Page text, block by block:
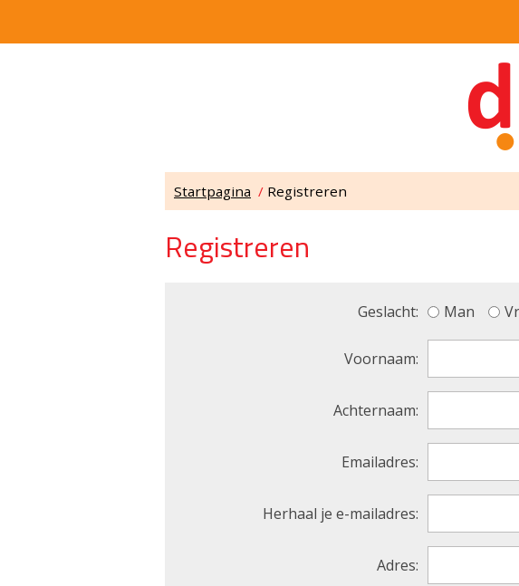
Startpagina / Registreren
Registreren
Geslacht: Man
Voornaam:
Achternaam:
Emailadres:
Herhaal je e-mailadres:
Adres: